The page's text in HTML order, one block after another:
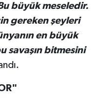
büyük meseledir.
gereken şeyleri
en büyük
savaşın bitmesini